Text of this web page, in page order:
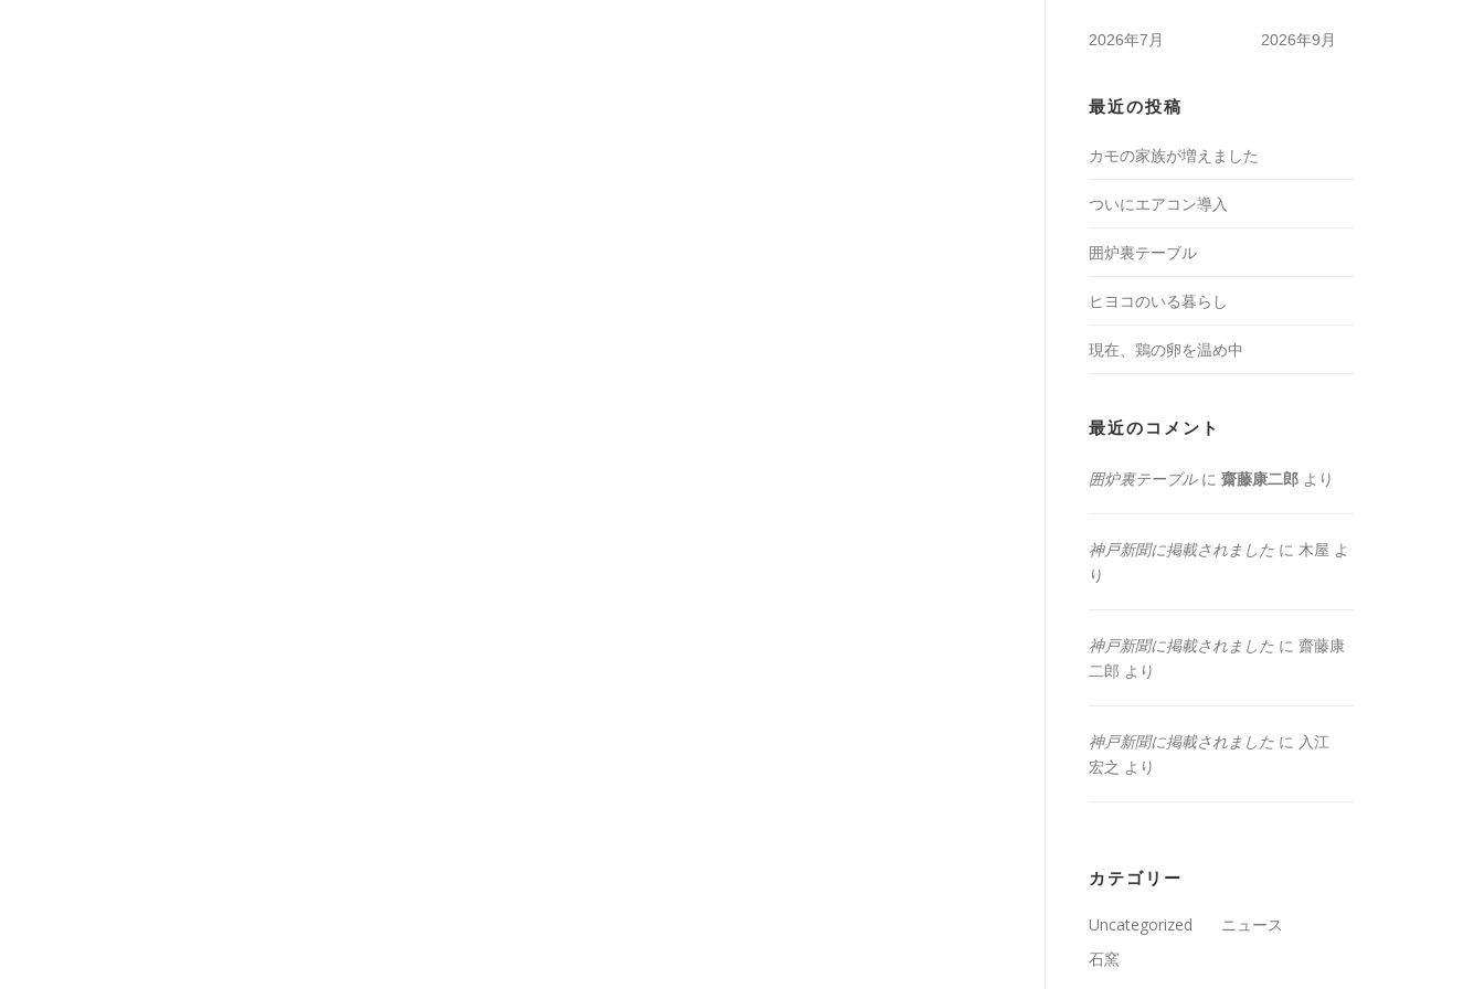
2026年7月 2026年9月
最近の投稿
カモの家族が増えました
ついにエアコン導入
囲炉裏テーブル
ヒヨコのいる暮らし
現在、鶏の卵を温め中
最近のコメント
囲炉裏テーブルに 齋藤康二郎 より
神戸新聞に掲載されました に 木屋 よ
り
神戸新聞に掲載されました に 齋藤康
二郎 より
神戸新聞に掲載されました に 入江
宏之 より
カテゴリー
Uncategorized
ニュース
石窯